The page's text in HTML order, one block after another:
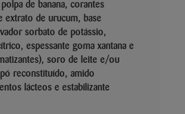
de banana, corantes
extrato de urucum, base
sorbato de potássio,
espessante goma xantana e
soro de leite e/ou
reconstituído, amido
lácteos e estabilizante